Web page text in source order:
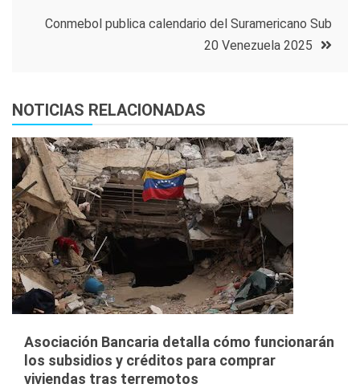
entradas
Conmebol publica calendario del Suramericano Sub
20 Venezuela 2025
NOTICIAS RELACIONADAS
Asociación Bancaria detalla cómo funcionarán
los subsidios y créditos para comprar
viviendas tras terremotos